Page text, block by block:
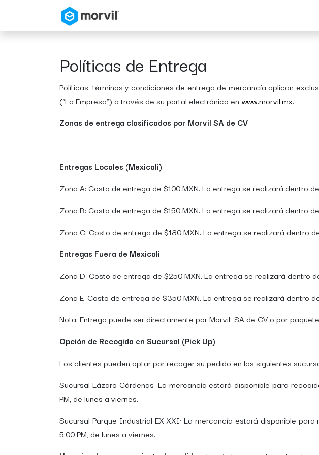
Políticas de Entrega
Políticas, términos y condiciones de entrega de mercancía aplican
(“La Empresa”) a través de su portal electrónico en www.morvil.mx.
Zonas de entrega clasificados por Morvil SA de CV
Entregas Locales (Mexicali)
Zona A: Costo de entrega de $100 MXN. La entrega se realizará dentro
Zona B: Costo de entrega de $150 MXN. La entrega se realizará dentro
Zona C: Costo de entrega de $180 MXN. La entrega se realizará dentro
Entregas Fuera de Mexicali
Zona D: Costo de entrega de $250 MXN. La entrega se realizará dentro
Zona E: Costo de entrega de $350 MXN. La entrega se realizará dentro
Nota: Entrega puede ser directamente por Morvil SA de CV o por
Opción de Recogida en Sucursal (Pick Up)
Los clientes pueden optar por recoger su pedido en las siguientes
Sucursal Lázaro Cárdenas: La mercancía estará disponible para
PM, de lunes a viernes.
Sucursal Parque Industrial EX XXI: La mercancía estará disponible
5:00 PM, de lunes a viernes.